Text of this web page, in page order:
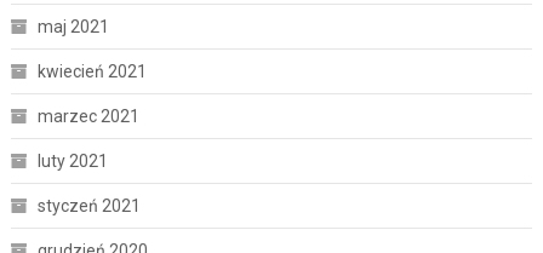
maj 2021
kwiecień 2021
marzec 2021
luty 2021
styczeń 2021